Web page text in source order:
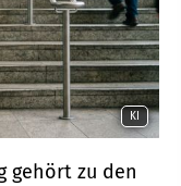
KI
gehört zu den